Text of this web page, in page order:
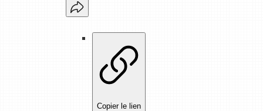
Copier le lien